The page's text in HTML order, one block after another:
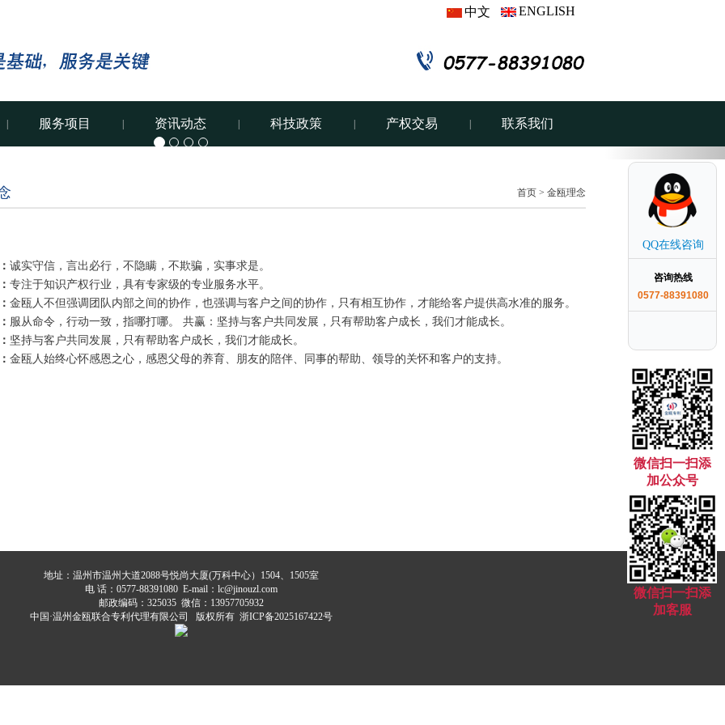
中文 ENGLISH
服务项目 资讯动态 科技政策 产权交易 联系我们
首页 > 金瓯理念
诚实守信，言出必行，不隐瞒，不欺骗，实事求是。
专注于知识产权行业，具有专家级的专业服务水平。
金瓯人不但强调团队内部之间的协作，也强调与客户之间的协作，只有相互协作，才能给客户提供高水准的服务。
服从命令，行动一致，指哪打哪。 共赢：坚持与客户共同发展，只有帮助客户成长，我们才能成长。
坚持与客户共同发展，只有帮助客户成长，我们才能成长。
金瓯人始终心怀感恩之心，感恩父母的养育、朋友的陪伴、同事的帮助、领导的关怀和客户的支持。
地址：温州市温州大道2088号悦尚大厦(万科中心）1504、1505室
电 话：0577-88391080 E-mail：lc@jinouzl.com
邮政编码：325035 微信：13957705932
中国·温州金瓯联合专利代理有限公司 版权所有 浙ICP备2025167422号
QQ在线咨询
咨询热线
0577-88391080
微信扫一扫添
加公众号
微信扫一扫添
加客服